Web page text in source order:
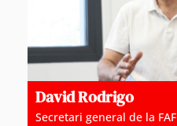
David Rodrigo
Secretari general de la FAF